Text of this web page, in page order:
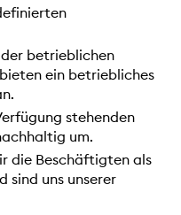
betrieblichen
ein betriebliches
stehenden
um.
die Beschäftigten als
sind uns unserer